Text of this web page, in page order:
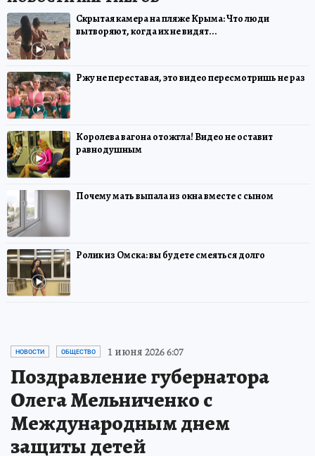
Скрытая камера на пляже Крыма: Что люди
вытворяют, когда их не видят...
Ржу не переставая, это видео пересмотришь не раз
Королева вагона отожгла! Видео не оставит
равнодушным
Почему мать выпала из окна вместе с сыном
Ролик из Омска: вы будете смеяться долго
НОВОСТИ ОБЩЕСТВО 1 июня 2026 6:07
Поздравление губернатора
Олега Мельниченко с
Международным днем
защиты детей